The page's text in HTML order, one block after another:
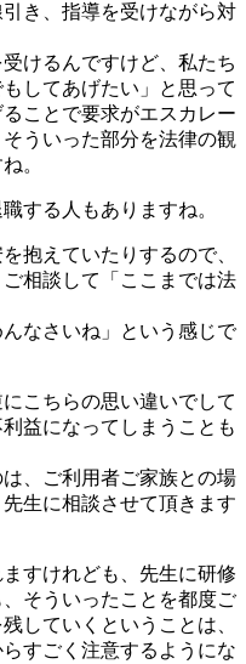
き、指導を受けながら対
けるんですけど、私たち
してあげたい」と思って
ことで要求がエスカレー
ういった部分を法律の観
。
する人もありますね。
抱えていたりするので、
相談して「ここまでは法
なさいね」という感じで
こちらの思い違いでして
益になってしまうことも
、ご利用者ご家族との場
生に相談させて頂きます
すけれども、先生に研修
そういったことを都度ご
していくということは、
すごく注意するようにな